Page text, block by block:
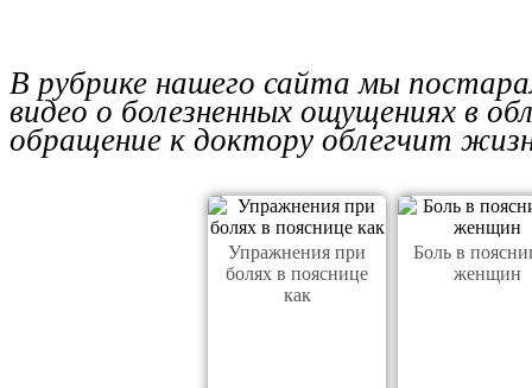
В рубрике нашего сайта мы
видео о болезненных ощущениях в
обращение к доктору облегчит
Упражнения при
болях в пояснице
как
Боль в
женщин